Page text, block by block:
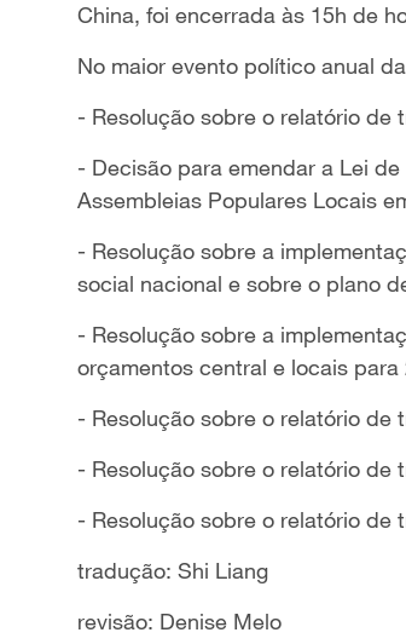
China, foi encerrada às 15h de
No maior evento político anual
- Resolução sobre o relatório de
- Decisão para emendar a Lei
Assembleias Populares Locais
- Resolução sobre a
social nacional e sobre o plano
- Resolução sobre a
orçamentos central e locais para
- Resolução sobre o relatório de
- Resolução sobre o relatório de
- Resolução sobre o relatório de
tradução: Shi Liang
revisão: Denise Melo